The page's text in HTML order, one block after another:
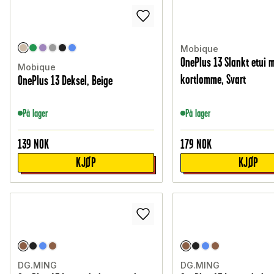
Mobique
OnePlus 13 Deksel, Beige
På lager
139 NOK
KJØP
Mobique
OnePlus 13 Slankt etui
kortlomme, Svart
På lager
179 NOK
KJØP
DG.MING DG.MING